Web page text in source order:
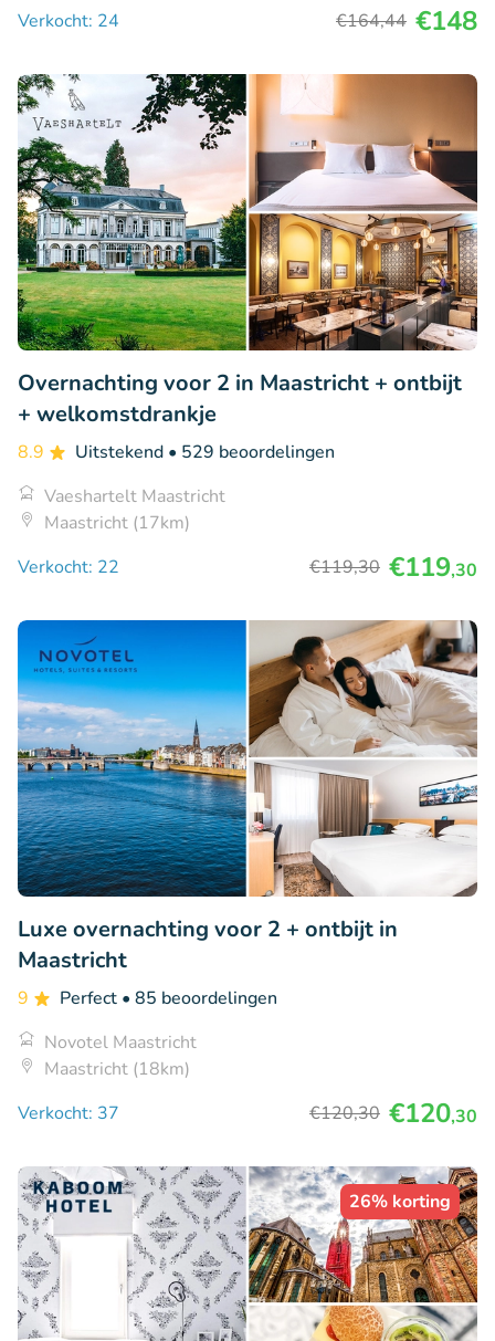
Verkocht: 24 €164,44 €148
Overnachting voor 2 in Maastricht + ontbijt
+ welkomstdrankje
8.9 Uitstekend • 529 beoordelingen
Vaeshartelt Maastricht
Maastricht (17km)
Verkocht: 22
€119,30 €119,30
Luxe overnachting voor 2 + ontbijt in
Maastricht
9 Perfect • 85 beoordelingen
Novotel Maastricht
Maastricht (18km)
Verkocht: 37
€120,30 €120,30
26% korting